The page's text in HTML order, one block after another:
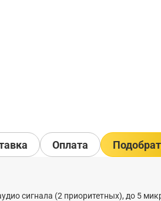
сигнала (2 приоритетных), до 5
Оплата